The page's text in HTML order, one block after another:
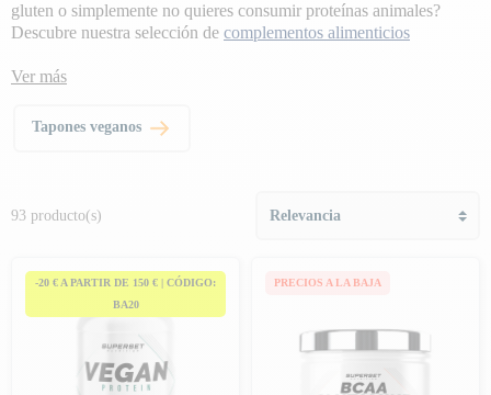
gluten o simplemente no quieres consumir proteínas animales?
Descubre nuestra selección de complementos alimenticios
Ver más
Tapones veganos
93 producto(s)
-20 € A PARTIR DE 150 € | CÓDIGO:
BA20
PRECIOS A LA BAJA